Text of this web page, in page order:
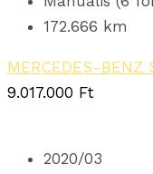
172.666 km
MERCEDES-BENZ
9.017.000 Ft
2020/03